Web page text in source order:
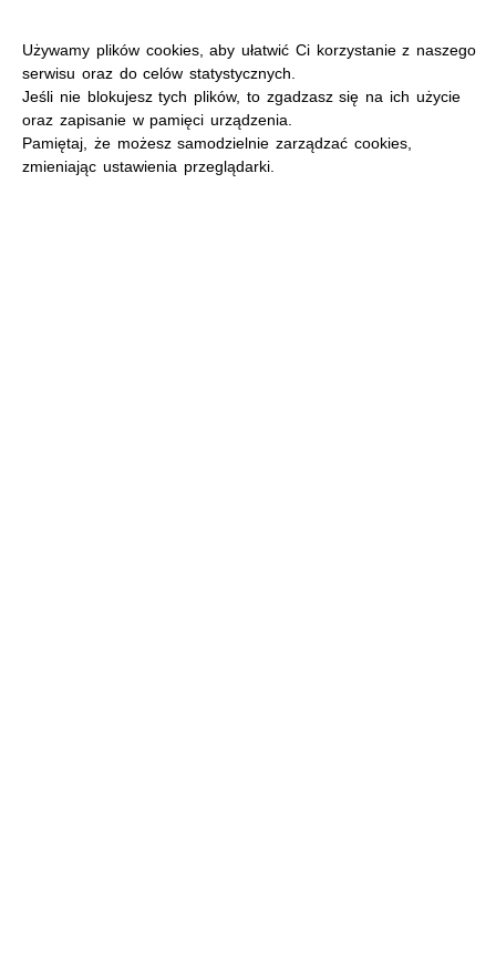
Używamy plików cookies, aby ułatwić Ci korzystanie z naszego
serwisu oraz do celów statystycznych.
Jeśli nie blokujesz tych plików, to zgadzasz się na ich użycie
oraz zapisanie w pamięci urządzenia.
Pamiętaj, że możesz samodzielnie zarządzać cookies,
zmieniając ustawienia przeglądarki.
MENU